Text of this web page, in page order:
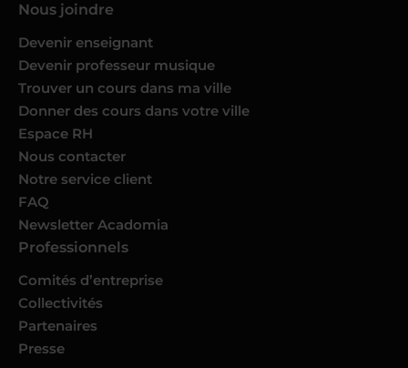
Nous joindre
Devenir enseignant
Devenir professeur musique
Trouver un cours dans ma ville
Donner des cours dans votre ville
Espace RH
Nous contacter
Notre service client
FAQ
Newsletter Acadomia
Professionnels
Comités d’entreprise
Collectivités
Partenaires
Presse